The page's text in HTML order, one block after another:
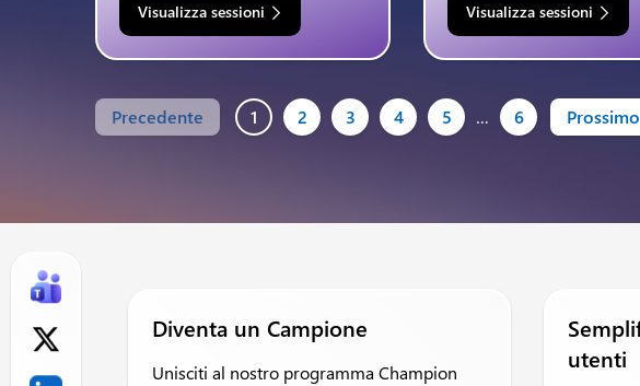
Visualizza sessioni Visualizza sessioni
Precedente 1 2 3 4 5 … 6 Prossimo
Diventa un Campione
Unisciti al nostro programma Champion
utenti